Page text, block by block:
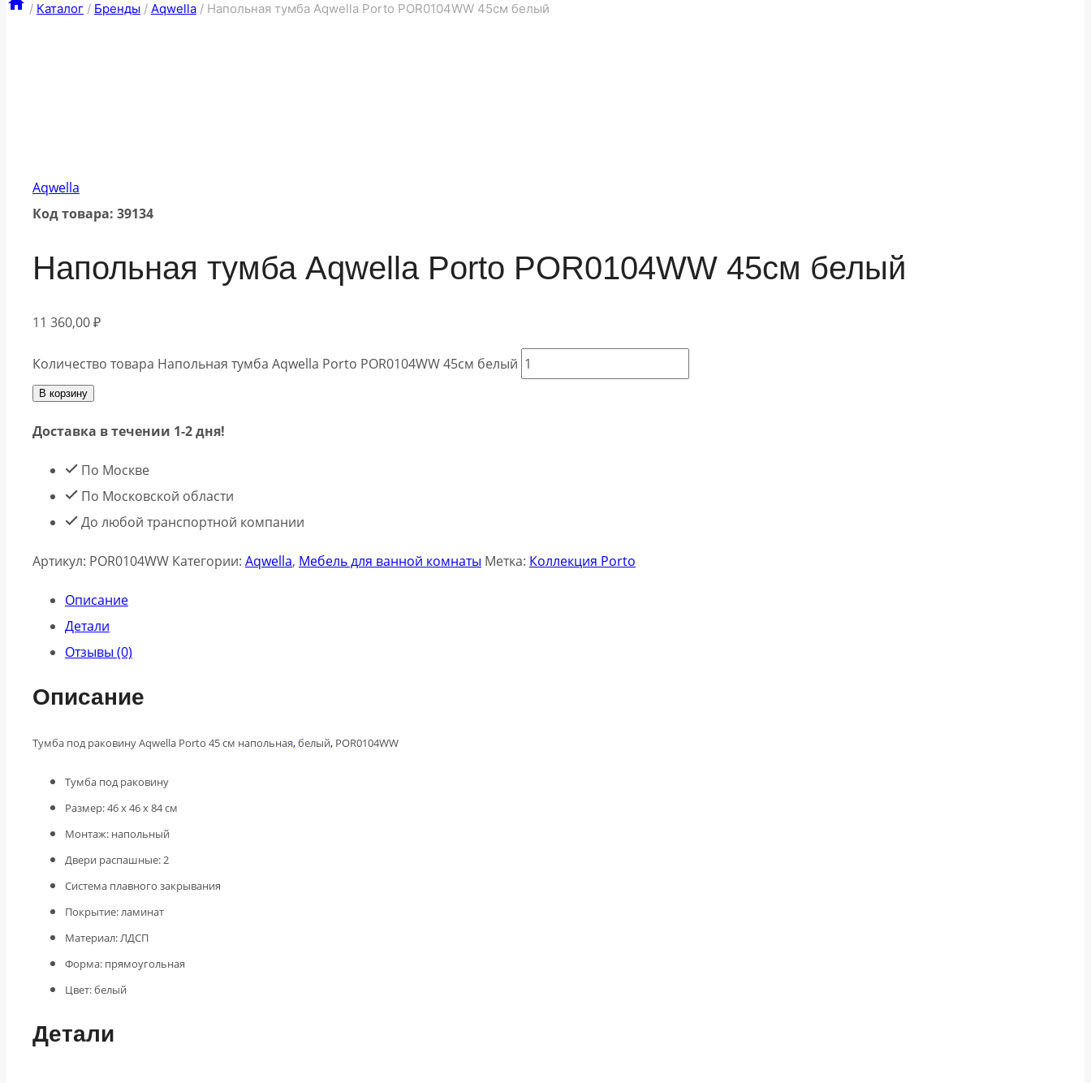
/ Каталог / Бренды / Aqwella / Напольная тумба Aqwella Porto POR0104WW 45см белый
Aqwella
Код товара: 39134
Напольная тумба Aqwella Porto POR0104WW 45см белый
11 360,00₽
Количество товара Напольная тумба Aqwella Porto POR0104WW 45см белый
В корзину
Доставка в течении 1-2 дня!
По Москве
По Московской области
До любой транспортной компании
Артикул: POR0104WW Категории: Aqwella, Мебель для ванной комнаты Метка: Коллекция Porto
Описание
Детали
Отзывы (0)
Описание
Тумба под раковину Aqwella Porto 45 см напольная,белый, POR0104WW
Тумба под раковину
Размер: 46 x 46 x 84 см
Монтаж: напольный
Двери распашные: 2
Система плавного закрывания
Покрытие: ламинат
Материал: ЛДСП
Форма: прямоугольная
Цвет: белый
Детали